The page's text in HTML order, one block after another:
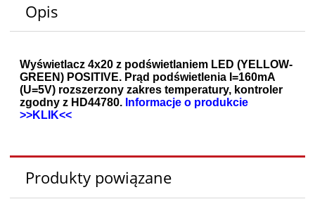
Opis
Wyświetlacz 4x20 z podświetlaniem LED (YELLOW-
GREEN) POSITIVE. Prąd podświetlenia I=160mA
(U=5V) rozszerzony zakres temperatury, kontroler
zgodny z HD44780. Informacje o produkcie
>>KLIK<<
Produkty powiązane